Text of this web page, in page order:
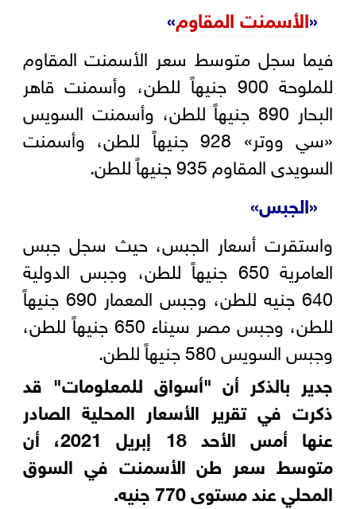
«الأسمنت المقاوم»
فيما سجل متوسط سعر الأسمنت المقاوم
للملوحة 900 جنيهاً للطن، وأسمنت قاهر
البحار 890 جنيهاً للطن، وأسمنت السويس
«سي ووتر» 928 جنيهاً للطن، وأسمنت
السويدى المقاوم 935 جنيهاً للطن.
«الجبس»
واستقرت أسعار الجبس، حيث سجل جبس
العامرية 650 جنيهاً للطن، وجبس الدولية
640 جنيه للطن، وجبس المعمار 690 جنيهاً
للطن، وجبس مصر سيناء 650 جنيهاً للطن،
وجبس السويس 580 جنيهاً للطن.
جدير بالذكر أن "أسواق للمعلومات" قد
ذكرت في تقرير الأسعار المحلية الصادر
عنها أمس الأحد 18 إبريل 2021، أن
متوسط سعر طن الأسمنت في السوق
المحلي عند مستوى 770 جنيه.